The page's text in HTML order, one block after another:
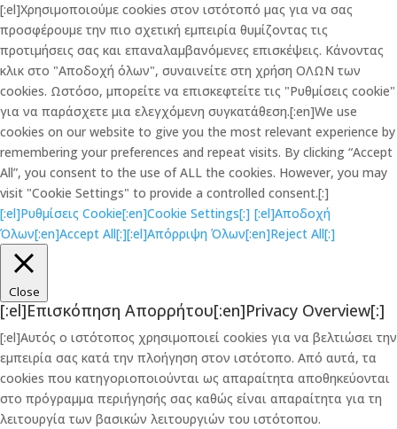
[:el]Χρησιμοποιούμε cookies στον ιστότοπό μας για να σας
προσφέρουμε την πιο σχετική εμπειρία θυμίζοντας τις
προτιμήσεις σας και επαναλαμβανόμενες επισκέψεις. Κάνοντας
κλικ στο "Αποδοχή όλων", συναινείτε στη χρήση ΟΛΩΝ των
cookies. Ωστόσο, μπορείτε να επισκεφτείτε τις "Ρυθμίσεις cookie"
για να παράσχετε μια ελεγχόμενη συγκατάθεση.[:en]We use
cookies on our website to give you the most relevant experience by
remembering your preferences and repeat visits. By clicking “Accept
All”, you consent to the use of ALL the cookies. However, you may
visit "Cookie Settings" to provide a controlled consent.[:]
[:el]Ρυθμίσεις Cookie[:en]Cookie Settings[:] [:el]Αποδοχή
Όλων[:en]Accept All[:][:el]Απόρριψη Όλων[:en]Reject All[:]
Close
[:el]Επισκόπηση Απορρήτου[:en]Privacy Overview[:]
[:el]Αυτός ο ιστότοπος χρησιμοποιεί cookies για να βελτιώσει την
εμπειρία σας κατά την πλοήγηση στον ιστότοπο. Από αυτά, τα
cookies που κατηγοριοποιούνται ως απαραίτητα αποθηκεύονται
στο πρόγραμμα περιήγησής σας καθώς είναι απαραίτητα για τη
λειτουργία των βασικών λειτουργιών του ιστότοπου.